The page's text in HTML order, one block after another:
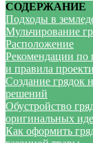
СОДЕРЖАНИЕ
Подходы в
Мульчирование
Расположение
Рекомендации по
и правила
Создание грядок
решений
Обустройство
оригинальных
Как оформить